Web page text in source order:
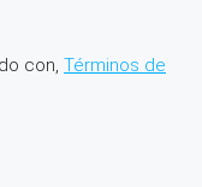
con, Términos de